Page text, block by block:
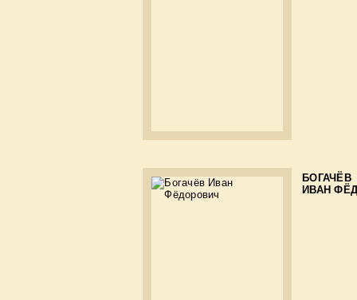
БОГАЧЁВ
ИВАН